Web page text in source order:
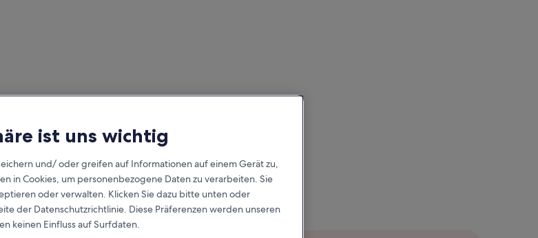
ist uns wichtig
und/ oder greifen auf Informationen auf einem Gerät zu,
in Cookies, um personenbezogene Daten zu verarbeiten. Sie
oder verwalten. Klicken Sie dazu bitte unten oder
der Datenschutzrichtlinie. Diese Präferenzen werden unseren
keinen Einfluss auf Surfdaten.